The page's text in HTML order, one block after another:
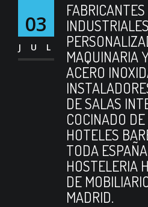
03
JUL
MAQUINARIA
ACERO
DE SALAS
COCINADO
HOTELES
TODA
HOSTELERIA
DE
MADRID.